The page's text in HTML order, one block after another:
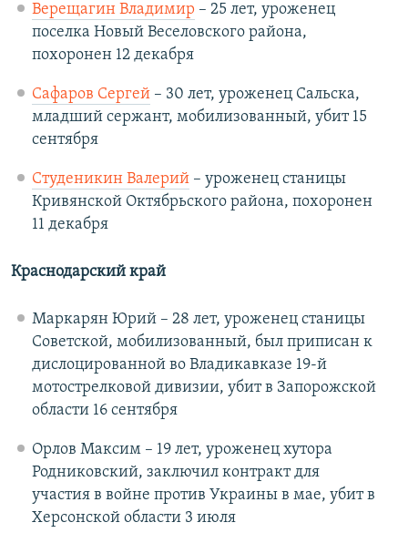
Верещагин Владимир – 25 лет, уроженец
поселка Новый Веселовского района,
похоронен 12 декабря
Сафаров Сергей– 30 лет, уроженец Сальска,
младший сержант, мобилизованный, убит 15
сентября
Студеникин Валерий– уроженец станицы
Кривянской Октябрьского района, похоронен
11 декабря
Краснодарский край
Маркарян Юрий – 28 лет, уроженец станицы
Советской, мобилизованный, был приписан к
дислоцированной во Владикавказе 19-й
мотострелковой дивизии, убит в Запорожской
области 16 сентября
Орлов Максим – 19 лет, уроженец хутора
Родниковский, заключил контракт для
участия в войне против Украины в мае, убит в
Херсонской области 3 июля